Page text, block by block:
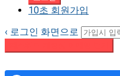
10초 회원가입
‹ 로그인 화면으로